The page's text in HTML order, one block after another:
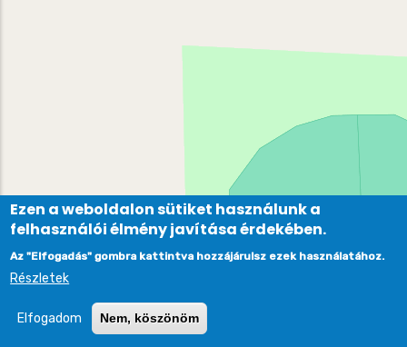
Ezen a weboldalon sütiket használunk a
felhasználói élmény javítása érdekében.
Az "Elfogadás" gombra kattintva hozzájárulsz ezek használatához.
Részletek
Elfogadom Nem, köszönöm